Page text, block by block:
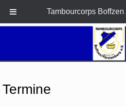
Tambourcorps
Zum
Termine